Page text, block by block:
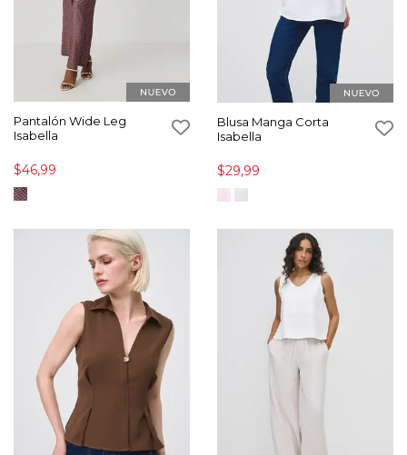
Pantalón Wide Leg
Isabella
$46,99
Blusa Manga Corta
Isabella
$29,99